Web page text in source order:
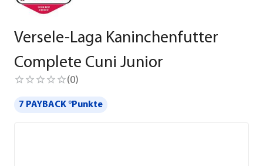
Versele-Laga Kaninchenfutter
Complete Cuni Junior
(0)
7 PAYBACK °Punkte